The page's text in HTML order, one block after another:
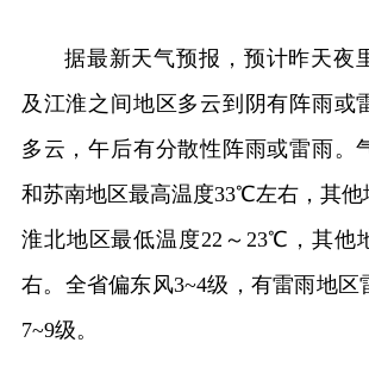
据最新天气预报，预计昨天夜
及江淮之间地区多云到阴有阵雨或
多云，午后有分散性阵雨或雷雨。
和苏南地区最高温度33℃左右，其他
淮北地区最低温度22～23℃，其他
右。全省偏东风3~4级，有雷雨地区
7~9级。